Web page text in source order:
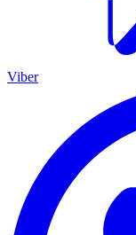
Viber